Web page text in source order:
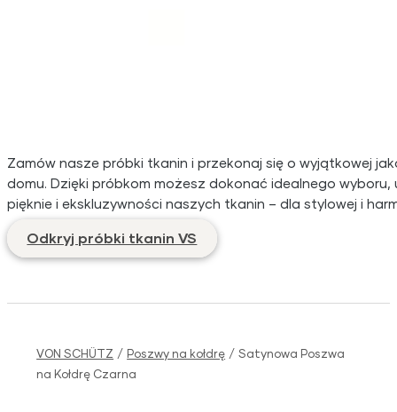
Zamów nasze próbki tkanin i przekonaj się o wyjątkowej
domu. Dzięki próbkom możesz dokonać idealnego
pięknie i ekskluzywności naszych tkanin – dla stylowej i
Odkryj próbki tkanin VS
VON SCHÜTZ / Poszwy na kołdrę / Satynowa Poszwa
na Kołdrę Czarna